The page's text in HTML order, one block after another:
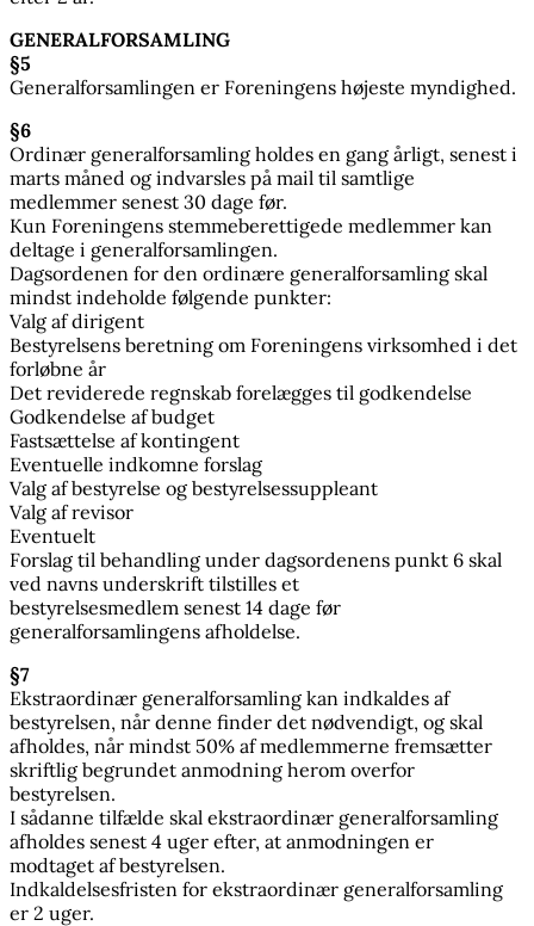
GENERALFORSAMLING
§5
Generalforsamlingen er Foreningens højeste myndighed.
§6
Ordinær generalforsamling holdes en gang årligt, senest i
marts måned og indvarsles på mail til samtlige
medlemmer senest 30 dage før.
Kun Foreningens stemmeberettigede medlemmer kan
deltage i generalforsamlingen.
Dagsordenen for den ordinære generalforsamling skal
mindst indeholde følgende punkter:
Valg af dirigent
Bestyrelsens beretning om Foreningens virksomhed i det
forløbne år
Det reviderede regnskab forelægges til godkendelse
Godkendelse af budget
Fastsættelse af kontingent
Eventuelle indkomne forslag
Valg af bestyrelse og bestyrelsessuppleant
Valg af revisor
Eventuelt
Forslag til behandling under dagsordenens punkt 6 skal
ved navns underskrift tilstilles et
bestyrelsesmedlem senest 14 dage før
generalforsamlingens afholdelse.
§7
Ekstraordinær generalforsamling kan indkaldes af
bestyrelsen, når denne finder det nødvendigt, og skal
afholdes, når mindst 50% af medlemmerne fremsætter
skriftlig begrundet anmodning herom overfor
bestyrelsen.
I sådanne tilfælde skal ekstraordinær generalforsamling
afholdes senest 4 uger efter, at anmodningen er
modtaget af bestyrelsen.
Indkaldelsesfristen for ekstraordinær generalforsamling
er 2 uger.